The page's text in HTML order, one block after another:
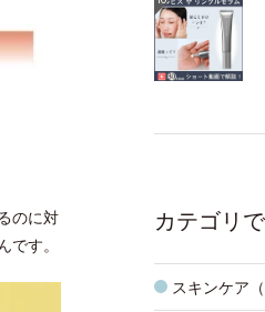
のに対
す。
カテゴリ
スキンケア（